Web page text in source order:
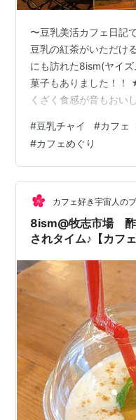
〜豆乳美活カフェ日記
豆乳の紅茶がいただけ
にも訪れた8ism(ヤイ
菓子もありました！！
くざく食感が音もおい
にもブラウニーや、ス
うなヴィーガンスイー
じゃないお菓子も売っ
タイプだそうです。 手
☆増えていた紅茶メニ
ィー…
#豆乳チャイ #カフェ
#カフェめぐり
カフェ好き宇宙人の
8ism@牧志市場 酢
されタイム♪【カフェ